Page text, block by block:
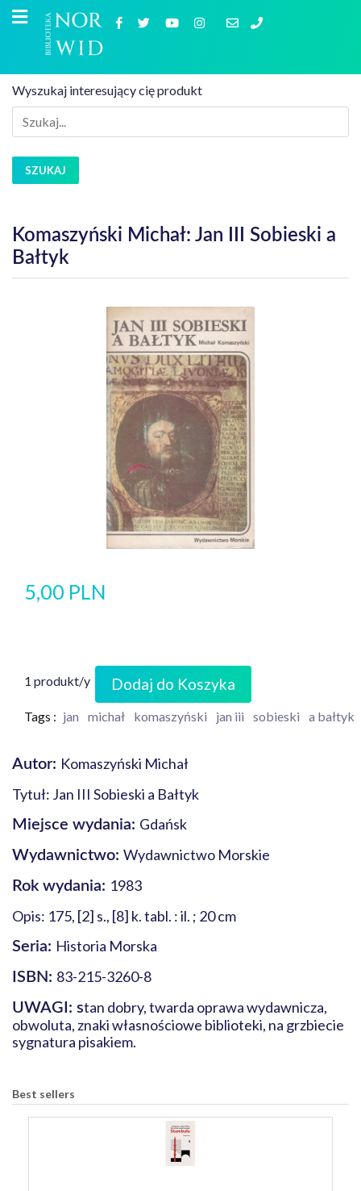
Wyszukaj interesujący cię produkt
SZUKAJ
Komaszyński Michał: Jan III Sobieski a
Bałtyk
5,00 PLN
1 produkt/y Dodaj do Koszyka
Tags : jan michał komaszyński jan iii sobieski a bałtyk
Autor: Komaszyński Michał
Tytuł: Jan III Sobieski a Bałtyk
Miejsce wydania: Gdańsk
Wydawnictwo: Wydawnictwo Morskie
Rok wydania: 1983
Opis: 175, [2] s., [8] k. tabl. : il. ; 20 cm
Seria: Historia Morska
ISBN: 83-215-3260-8
UWAGI: stan dobry, twarda oprawa wydawnicza,
obwoluta, znaki własnościowe biblioteki, na grzbiecie
sygnatura pisakiem.
Best sellers